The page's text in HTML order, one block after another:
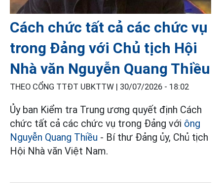
Cách chức tất cả các chức vụ
trong Đảng với Chủ tịch Hội
Nhà văn Nguyễn Quang Thiều
THEO CỔNG TTĐT UBKTTW | 30/07/2026 - 18:02
Ủy ban Kiểm tra Trung ương quyết định Cách
chức tất cả các chức vụ trong Đảng với ông
Nguyễn Quang Thiều - Bí thư Đảng ủy, Chủ tịch
Hội Nhà văn Việt Nam.